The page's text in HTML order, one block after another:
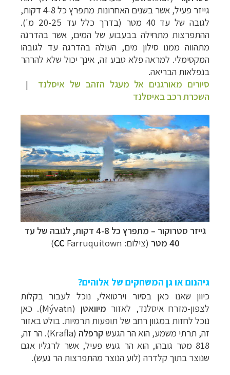
גייזר פעיל, אשר בשנים האחרונות מתפרץ כל 4-8 דקות,
לגובה של עד 40 מטר (בדרך כלל עד 20-25 מ').
ההתפרצות מתחילה בבעבוע של המים, אשר בהדרגה
מתהווה ממנו סילון מים, העולה בהדרגה עד לגובהו
המקסימלי. למראה פלא טבע זה, אינך יכול שלא להרהר
בנפלאות הבריאה.
סיורים מאורגנים אל מעגל הזהב של איסלנד
|
השכרת רכב באיסלנד
גייזר סטרוקור –
מתפרץ כל 4-8 דקות, לגובה של עד
40 מטר
(צילום: CC Farruquitown)
גיהנום או גן המשחקים של אלוהים?
כיוון שאנו כאן בסיור וירטואלי, נוכל לעבור בקלות
לצפון-מזרח איסלנד, לאזור מיוואטן (
Mývatn). כאן
נוכל לחזות במגוון רחב של תופעות תרמיות. בולט באזור
זה, תרתי משמע, הוא הר הגעש קרפלה (
Krafla). הר זה,
818 מטר גובהו, הוא הר געש פעיל, אשר לרגליו אגם
שנוצר בתוך קלדרה (לוע הנוצר מהתפרצות הר געש).